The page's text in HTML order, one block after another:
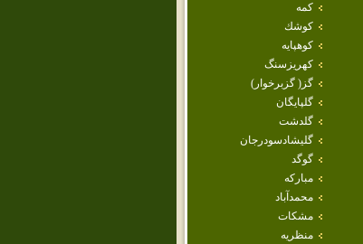
كمه
كوشك
كوهپايه
كهريزسنگ
گز( گزبرخوار)
گلپايگان
گلدشت
گليشادسودرجان
گوگد
مباركه
محمدآباد
مشكات
منظريه